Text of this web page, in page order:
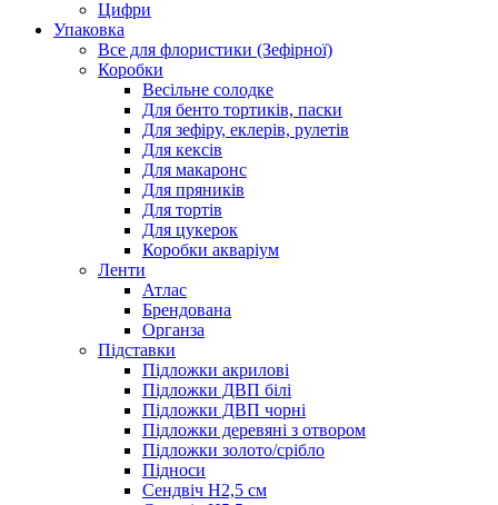
Цифри
Упаковка
Все для флористики (Зефірної)
Коробки
Весільне солодке
Для бенто тортиків, паски
Для зефіру, еклерів, рулетів
Для кексів
Для макаронс
Для пряників
Для тортів
Для цукерок
Коробки акваріум
Ленти
Атлас
Брендована
Органза
Підставки
Підложки акрилові
Підложки ДВП білі
Підложки ДВП чорні
Підложки деревяні з отвором
Підложки золото/срібло
Підноси
Сендвіч H2,5 см